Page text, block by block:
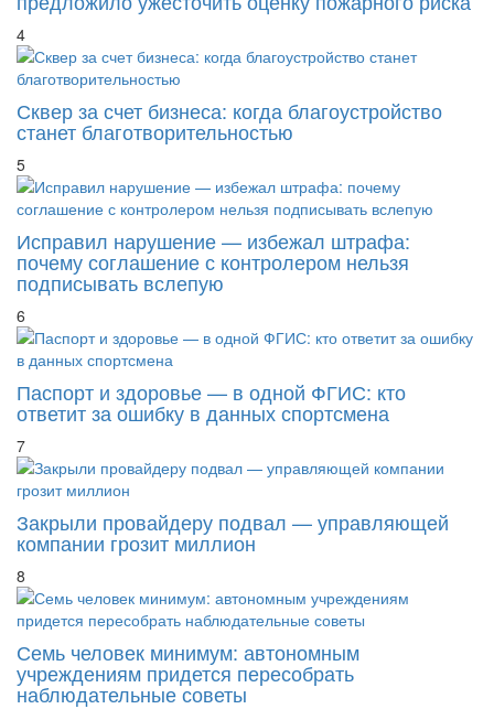
4
Сквер за счет бизнеса: когда благоустройство
станет благотворительностью
5
Исправил нарушение — избежал штрафа:
почему соглашение с контролером нельзя
подписывать вслепую
6
Паспорт и здоровье — в одной ФГИС: кто
ответит за ошибку в данных спортсмена
7
Закрыли провайдеру подвал — управляющей
компании грозит миллион
8
Семь человек минимум: автономным
учреждениям придется пересобрать
наблюдательные советы